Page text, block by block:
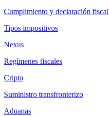
Cumplimiento y declaración fiscal
Tipos impositivos
Nexus
Regímenes fiscales
Cripto
Suministro transfronterizo
Aduanas